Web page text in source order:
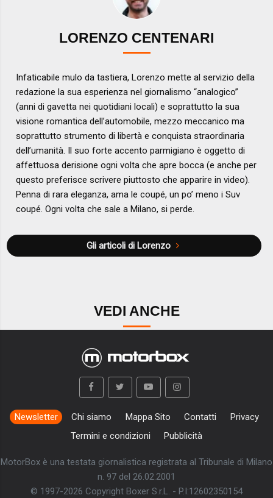
LORENZO CENTENARI
Infaticabile mulo da tastiera, Lorenzo mette al servizio della
redazione la sua esperienza nel giornalismo “analogico”
(anni di gavetta nei quotidiani locali) e soprattutto la sua
visione romantica dell’automobile, mezzo meccanico ma
soprattutto strumento di libertà e conquista straordinaria
dell’umanità. Il suo forte accento parmigiano è oggetto di
affettuosa derisione ogni volta che apre bocca (e anche per
questo preferisce scrivere piuttosto che apparire in video).
Penna di rara eleganza, ama le coupé, un po’ meno i Suv
coupé. Ogni volta che sale a Milano, si perde.
Gli articoli di Lorenzo
VEDI ANCHE
Newsletter Chi siamo Mappa Sito Contatti
Privacy
Termini e condizioni
Pubblicità
MotorBox è una testata giornalistica registrata al Tribunale di Milano
n. 97 del 26.02.2001
© 1997-2026 Copyright Boxer S.r.L. - P.I:12602350154